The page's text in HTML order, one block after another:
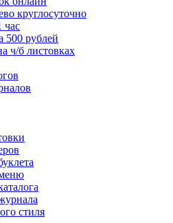
круглосуточно
час
500 рублей
ч/б листовках
стиля